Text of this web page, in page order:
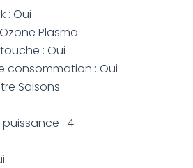
: Oui
Plasma
: Oui
consommation : Oui
Saisons
: 4